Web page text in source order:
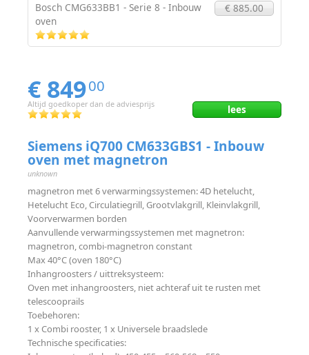
Bosch CMG633BB1 - Serie 8 - Inbouw
oven
€ 885.00
€ 84900
Altijd goedkoper dan de adviesprijs lees
Siemens iQ700 CM633GBS1 - Inbouw
oven met magnetron
unknown
magnetron met 6 verwarmingssystemen: 4D hetelucht,
Hetelucht Eco, Circulatiegrill, Grootvlakgrill, Kleinvlakgrill,
Voorverwarmen borden
Aanvullende verwarmingssystemen met magnetron:
magnetron, combi-magnetron constant
Max 40°C (oven 180°C)
Inhangroosters / uittreksysteem:
Oven met inhangroosters, niet achteraf uit te rusten met
telescooprails
Toebehoren:
1 x Combi rooster, 1 x Universele braadslede
Technische specificaties: